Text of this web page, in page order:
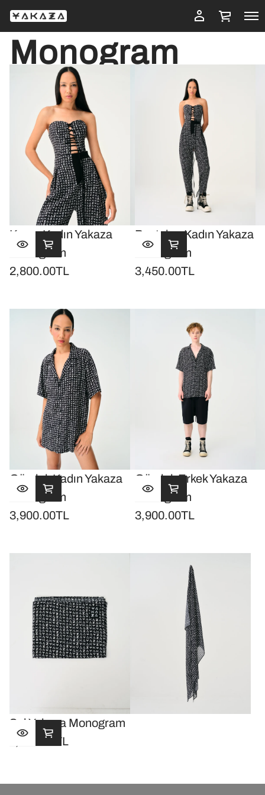
Monogram
Korse Kadın Yakaza
Monogram
Normal
2,800.00TL
Pantolon Kadın Yakaza
Monogram
Normal
3,450.00TL
Gömlek Kadın Yakaza
Monogram
Normal
3,900.00TL
Gömlek Erkek Yakaza
Monogram
Normal
3,900.00TL
Şal Yakaza Monogram
Normal
1,200.00TL